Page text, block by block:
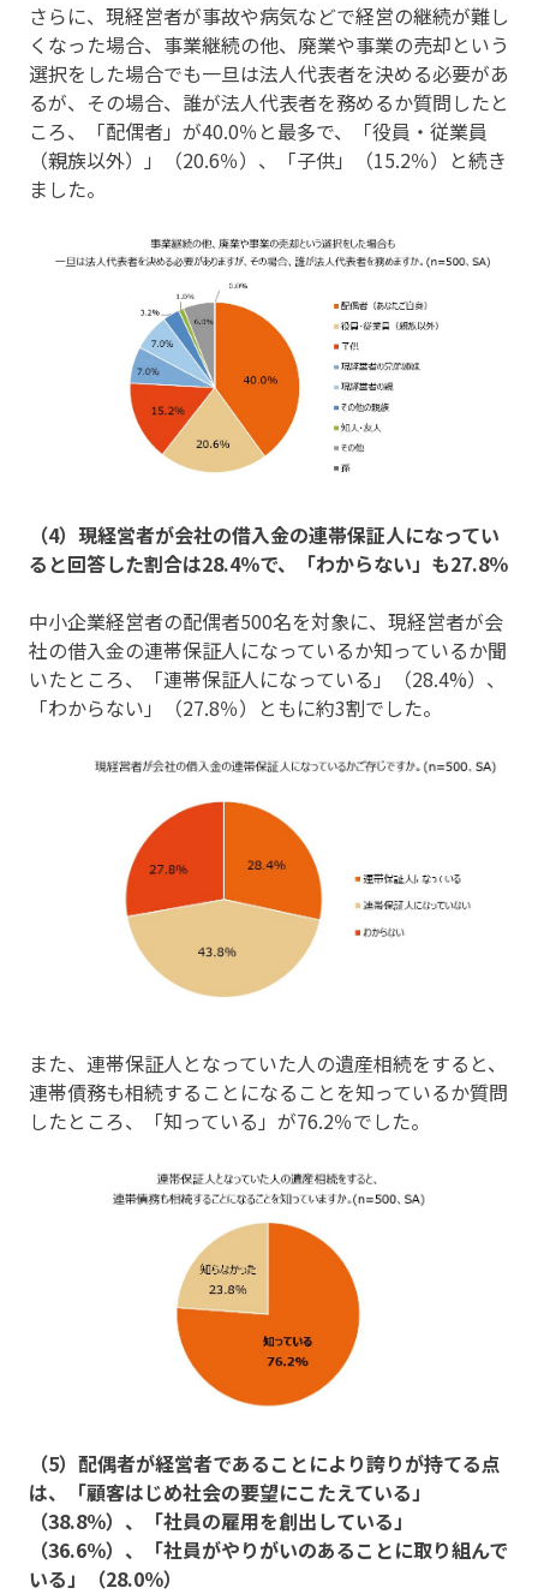
さらに、現経営者が事故や病気などで経営の継続が難し
くなった場合、事業継続の他、廃業や事業の売却という
選択をした場合でも一旦は法人代表者を決める必要があ
るが、その場合、誰が法人代表者を務めるか質問したと
ころ、「配偶者」が40.0％と最多で、「役員・従業員
（親族以外）」（20.6％）、「子供」（15.2％）と続き
ました。
（4）現経営者が会社の借入金の連帯保証人になってい
ると回答した割合は28.4％で、「わからない」も27.8％
中小企業経営者の配偶者500名を対象に、現経営者が会
社の借入金の連帯保証人になっているか知っているか聞
いたところ、「連帯保証人になっている」（28.4%）、
「わからない」（27.8％）ともに約3割でした。
また、連帯保証人となっていた人の遺産相続をすると、
連帯債務も相続することになることを知っているか質問
したところ、「知っている」が76.2％でした。
（5）配偶者が経営者であることにより誇りが持てる点
は、「顧客はじめ社会の要望にこたえている」
（38.8％）、「社員の雇用を創出している」
（36.6％）、「社員がやりがいのあることに取り組んで
いる」（28.0％）